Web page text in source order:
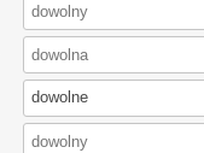
dowolne